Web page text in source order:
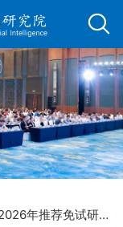
厦门大学人工智能研究院关于2026年推荐免试研究生预报名的预告